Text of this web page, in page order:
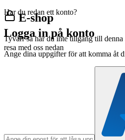
E-shop
Tyvärr så har du inte tillgång till
resa med oss nedan
Har du redan ett konto?
Logga in på konto
Ange dina uppgifter för att komma åt